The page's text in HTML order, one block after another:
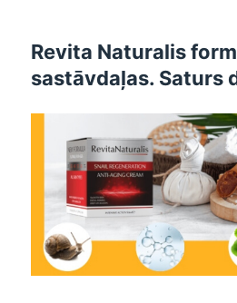
Revita Naturalis
sastāvdaļas. Saturs